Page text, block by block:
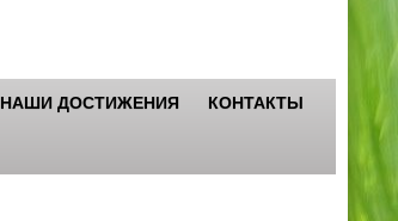
НАШИ ДОСТИЖЕНИЯ КОНТАКТЫ